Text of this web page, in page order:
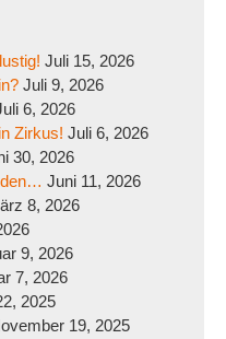
Juli 15, 2026
Juli 9, 2026
6, 2026
Zirkus! Juli 6, 2026
30, 2026
Juni 11, 2026
8, 2026
9, 2026
7, 2026
2025
19, 2025